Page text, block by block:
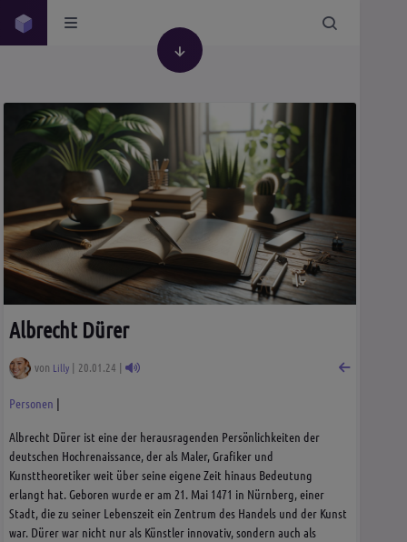
Albrecht Dürer
von Lilly | 20.01.24 |
Personen |
Albrecht Dürer ist eine der herausragenden Persönlichkeiten der
deutschen Hochrenaissance, der als Maler, Grafiker und
Kunsttheoretiker weit über seine eigene Zeit hinaus Bedeutung
erlangt hat. Geboren wurde er am 21. Mai 1471 in Nürnberg, einer
Stadt, die zu seiner Lebenszeit ein Zentrum des Handels und der Kunst
war. Dürer war nicht nur als Künstler innovativ, sondern auch als